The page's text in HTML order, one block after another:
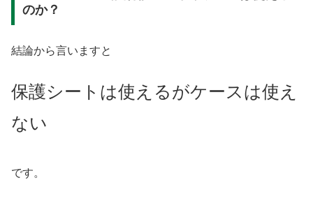
のか？
結論から言いますと
保護シートは使えるがケースは使え
ない
です。